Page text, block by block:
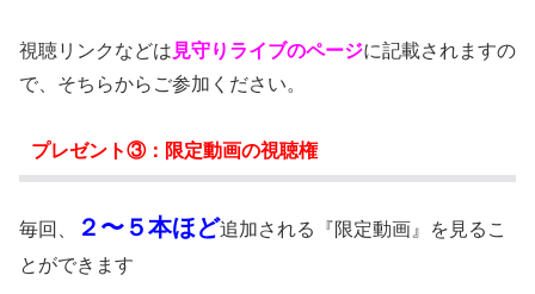
視聴リンクなどは 見守りライブのページに記載されますの
で、そちらからご参加ください。
プレゼント③：限定動画の視聴権
毎回、 ２〜５本ほど追加される『限定動画』を見るこ
とができます